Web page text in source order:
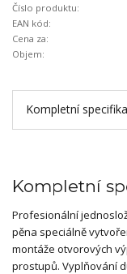
Číslo produktu:
EAN kód:
Cena za:
Objem:
Kompletní
Kompletní
Profesionální
pěna speciálně
montáže otvorových
prostupů. Vyplňování